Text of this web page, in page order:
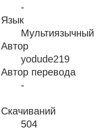
-
Язык
Мультиязычный
Автор
yodude219
Автор перевода
-
Скачиваний
504